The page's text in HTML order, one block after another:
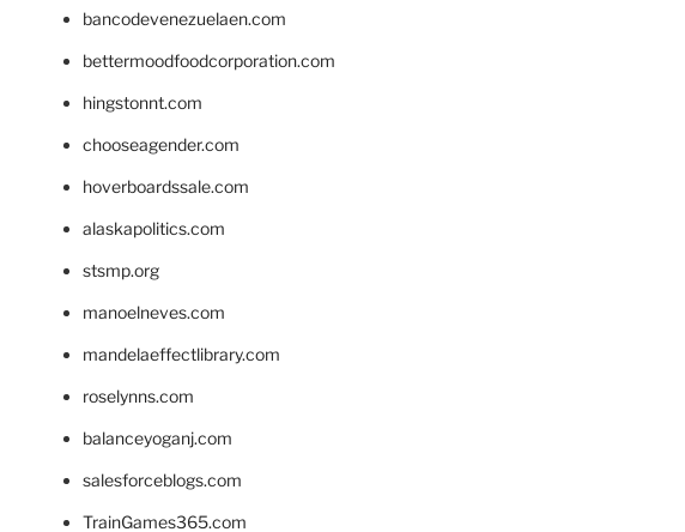
bancodevenezuelaen.com
bettermoodfoodcorporation.com
hingstonnt.com
chooseagender.com
hoverboardssale.com
alaskapolitics.com
stsmp.org
manoelneves.com
mandelaeffectlibrary.com
roselynns.com
balanceyoganj.com
salesforceblogs.com
TrainGames365.com